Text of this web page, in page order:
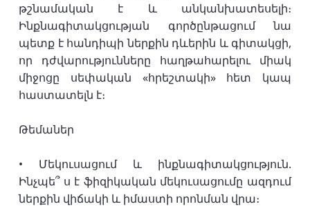
թշնամական է և անկանխատեսելի։
Ինքնագիտակցության գործընթացում նա
պետք է հանդիպի ներքին դևերին և գիտակցի,
որ դժվարությունները հաղթահարելու միակ
միջոցը սեփական «հրեշտակի» հետ կապ
հաստատելն է։
Թեմաներ
• Մեկուսացում և ինքնագիտակցություն.
Ինչպե՞ ս է ֆիզիկական մեկուսացումը ազդում
ներքին վիճակի և իմաստի որոնման վրա։